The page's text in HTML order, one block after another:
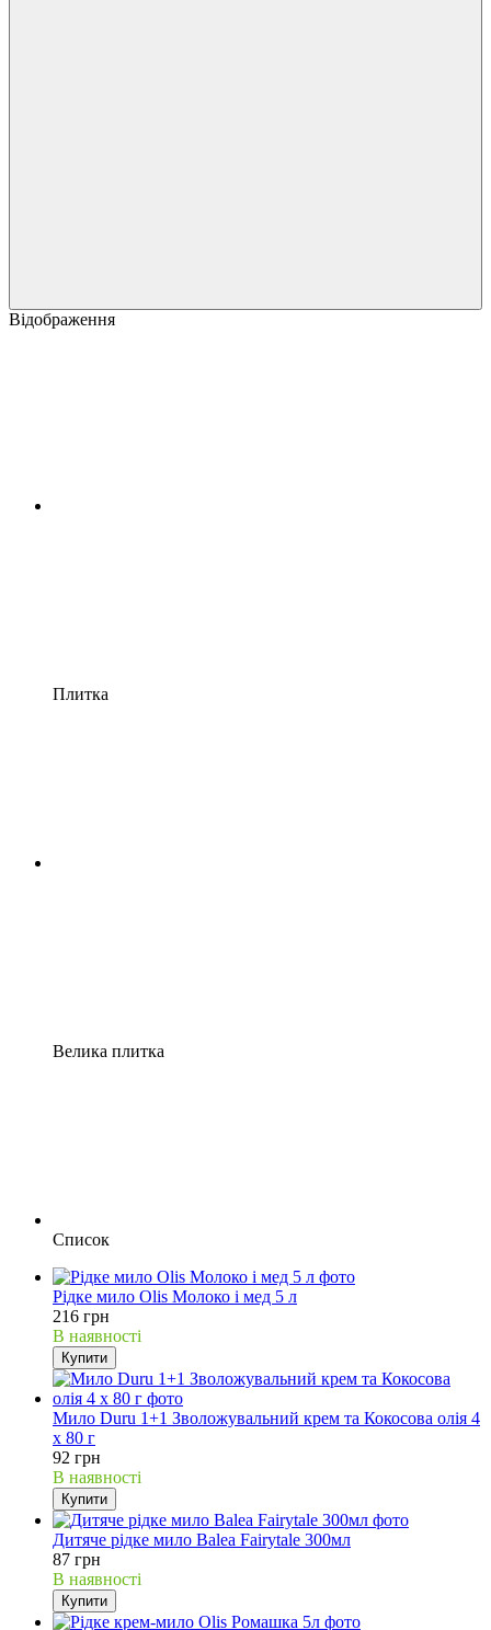
Відображення
Плитка
Велика плитка
Список
Рідке мило Olis Молоко і мед 5 л
216 грн
В наявності
Купити
Мило Duru 1+1 Зволожувальний крем та Кокосова олія 4
х 80 г
92 грн
В наявності
Купити
Дитяче рідке мило Balea Fairytale 300мл
87 грн
В наявності
Купити